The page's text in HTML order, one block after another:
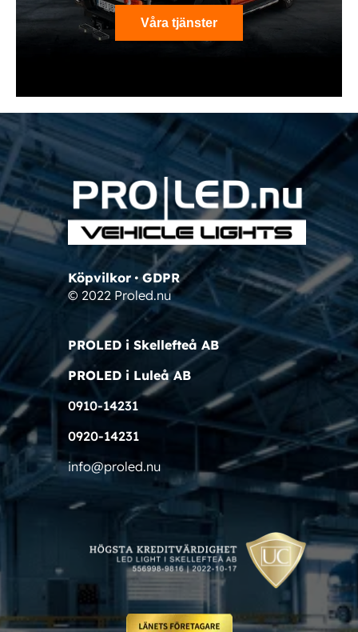
Våra tjänster
Köpvilkor•GDPR
© 2022 Proled.nu
PROLED i Skellefteå AB
PROLED i Luleå AB
0910-14231
0920-14231
info@proled.nu